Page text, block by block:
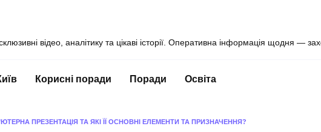
відео, аналітику та цікаві історії. Оперативна інформація щодня —
Корисні поради Поради Освіта
ПРЕЗЕНТАЦІЯ ТА ЯКІ ЇЇ ОСНОВНІ ЕЛЕМЕНТИ ТА ПРИЗНАЧЕННЯ?